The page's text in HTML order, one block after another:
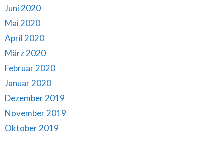
Juni 2020
Mai 2020
April 2020
März 2020
Februar 2020
Januar 2020
Dezember 2019
November 2019
Oktober 2019